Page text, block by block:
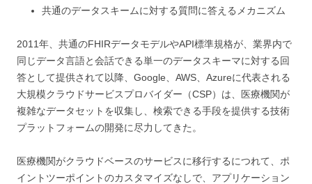
共通のデータスキームに対する質問に答えるメカニズム
2011年、共通のFHIRデータモデルやAPI標準規格が、業界内で
同じデータ言語と会話できる単一のデータスキーマに対する回
答として提供されて以降、Google、AWS、Azureに代表される
大規模クラウドサービスプロバイダー（CSP）は、医療機関が
複雑なデータセットを収集し、検索できる手段を提供する技術
プラットフォームの開発に尽力してきた。
医療機関がクラウドベースのサービスに移行するにつれて、ポ
イントツーポイントのカスタマイズなしで、アプリケーション